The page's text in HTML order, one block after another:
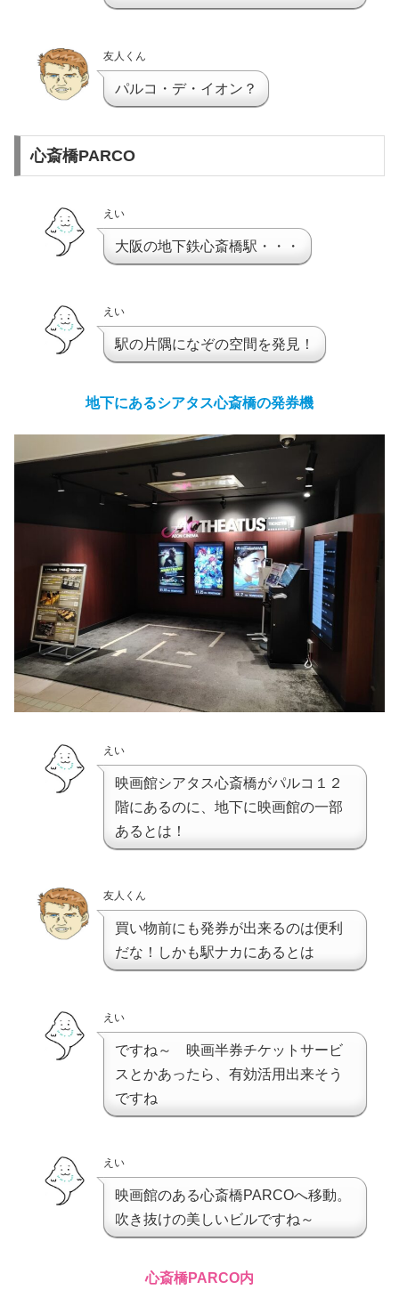
友人くん
パルコ・デ・イオン？
心斎橋PARCO
えい
大阪の地下鉄心斎橋駅・・・
えい
駅の片隅になぞの空間を発見！
地下にあるシアタス心斎橋の発券機
えい
映画館シアタス心斎橋がパルコ１２
階にあるのに、地下に映画館の一部
あるとは！
友人くん
買い物前にも発券が出来るのは便利
だな！しかも駅ナカにあるとは
えい
ですね～ 映画半券チケットサービ
スとかあったら、有効活用出来そう
ですね
えい
映画館のある心斎橋PARCOへ移動。
吹き抜けの美しいビルですね～
心斎橋PARCO内